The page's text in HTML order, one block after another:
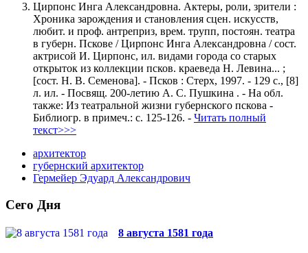
Цирпонс Инга Александровна. Актеры, роли, зрители :
Хроника зарождения и становления сцен. искусств,
любит. и проф. антреприз, врем. трупп, постоян. театра
в губерн. Пскове / Цирпонс Инга Александровна / сост.
актрисой И. Цирпонс, ил. видами города со старых
открыток из коллекции псков. краеведа Н. Левина... ;
[сост. Н. В. Семенова]. - Псков : Стерх, 1997. - 129 с., [8]
л. ил. - Посвящ. 200-летию А. С. Пушкина . - На обл.
также: Из театральной жизни губернского пскова -
Библиогр. в примеч.: с. 125-126. - Читать полный
текст>>>
архитектор
губернский архитектор
Гермейер Эдуард Александрович
Сего Дня
8 августа 1581 года